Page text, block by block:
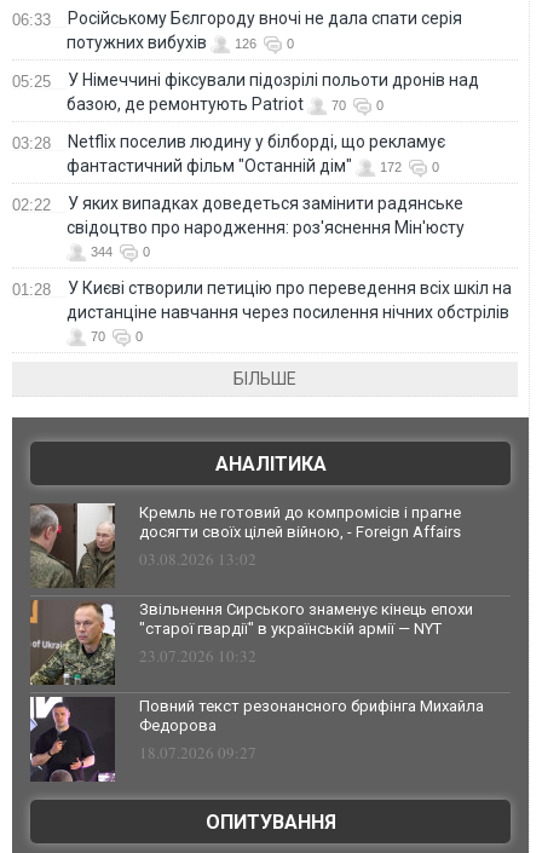
06:33
Російському Бєлгороду вночі не дала спати серія
потужних вибухів
126 0
05:25
У Німеччині фіксували підозрілі польоти дронів над
базою, де ремонтують Patriot
70 0
03:28
Netflix поселив людину у білборді, що рекламує
фантастичний фільм "Останній дім"
172 0
02:22
У яких випадках доведеться замінити радянське
свідоцтво про народження: роз'яснення Мін'юсту
344 0
01:28
У Києві створили петицію про переведення всіх шкіл на
дистанціне навчання через посилення нічних обстрілів
70 0
БІЛЬШЕ
АНАЛІТИКА
Кремль не готовий до компромісів і прагне
досягти своїх цілей війною, - Foreign Affairs
03.08.2026 13:02
Звільнення Сирського знаменує кінець епохи
"старої гвардії" в українській армії — NYT
23.07.2026 10:32
Повний текст резонансного брифінга Михайла
Федорова
18.07.2026 09:27
ОПИТУВАННЯ